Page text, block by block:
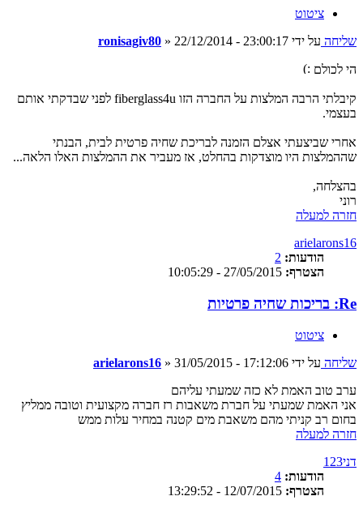
ציטוט
שליחה על ידי ronisagiv80 » 22/12/2014 - 23:00:17
הי לכולם
קיבלתי הרבה המלצות על החברה הזו fiberglass4u לפני שבדקתי אותם
בעצמי.
אחרי שביצעתי אצלם הזמנה לבריכת שחיה פרטית לבית, הבנתי
שההמלצות היו מוצדקות בהחלט, אז מעביר את ההמלצות האלו הלאה...
בהצלחה,
רוני
חזרה למעלה
arielarons16
הודעות: 2
הצטרף:
Re: בריכות שחיה פרטיות
ציטוט
שליחה על ידי arielarons16 » 31/05/2015 - 17:12:06
ערב טוב האמת לא כזה שמעתי עליהם
אני האמת שמעתי על חברת משאבות רז חברה מקצועית וטובה ממליץ
בחום רב קניתי מהם משאבת מים קטנה במחיר עלות ממש
חזרה למעלה
דני123
הודעות: 4
הצטרף: